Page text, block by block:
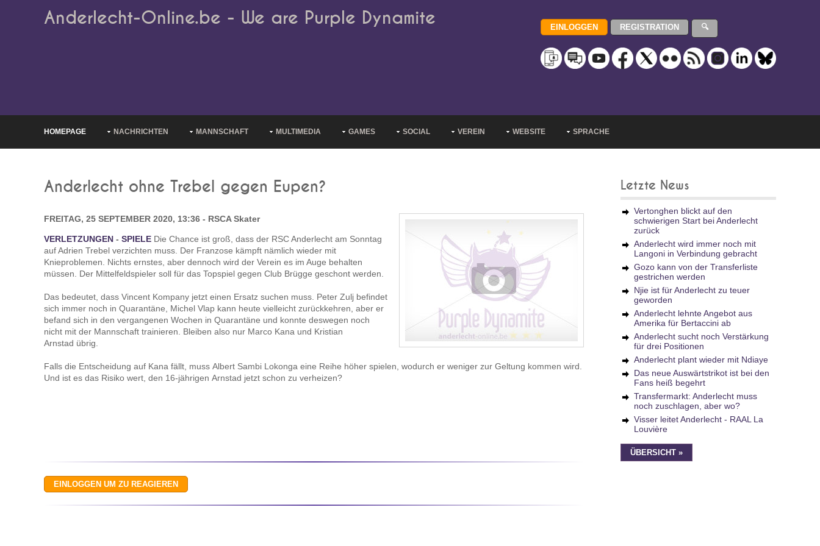
Anderlecht-Online.be - We are Purple Dynamite
HOMEPAGE NACHRICHTEN MANNSCHAFT MULTIMEDIA GAMES SOCIAL VEREIN WEBSITE SPRACHE
Anderlecht ohne Trebel gegen Eupen?
FREITAG, 25 SEPTEMBER 2020, 13:36 - RSCA Skater
VERLETZUNGEN - SPIELE Die Chance ist groß, dass der RSC Anderlecht am Sonntag
auf Adrien Trebel verzichten muss. Der Franzose kämpft nämlich wieder mit
Knieproblemen. Nichts ernstes, aber dennoch wird der Verein es im Auge behalten
müssen. Der Mittelfeldspieler soll für das Topspiel gegen Club Brügge geschont werden.
Das bedeutet, dass Vincent Kompany jetzt einen Ersatz suchen muss. Peter Zulj befindet
sich immer noch in Quarantäne, Michel Vlap kann heute vielleicht zurückkehren, aber er
befand sich in den vergangenen Wochen in Quarantäne und konnte deswegen noch
nicht mit der Mannschaft trainieren. Bleiben also nur Marco Kana und Kristian
Arnstad übrig.
Falls die Entscheidung auf Kana fällt, muss Albert Sambi Lokonga eine Reihe höher spielen, wodurch er weniger zur Geltung kommen wird.
Und ist es das Risiko wert, den 16-jährigen Arnstad jetzt schon zu verheizen?
Letzte News
Vertonghen blickt auf den
schwierigen Start bei Anderlecht
zurück
Anderlecht wird immer noch mit
Langoni in Verbindung gebracht
Gozo kann von der Transferliste
gestrichen werden
Njie ist für Anderlecht zu teuer
geworden
Anderlecht lehnte Angebot aus
Amerika für Bertaccini ab
Anderlecht sucht noch Verstärkung
für drei Positionen
Anderlecht plant wieder mit Ndiaye
Das neue Auswärtstrikot ist bei den
Fans heiß begehrt
Transfermarkt: Anderlecht muss
noch zuschlagen, aber wo?
Visser leitet Anderlecht - RAAL La
Louvière
ÜBERSICHT »